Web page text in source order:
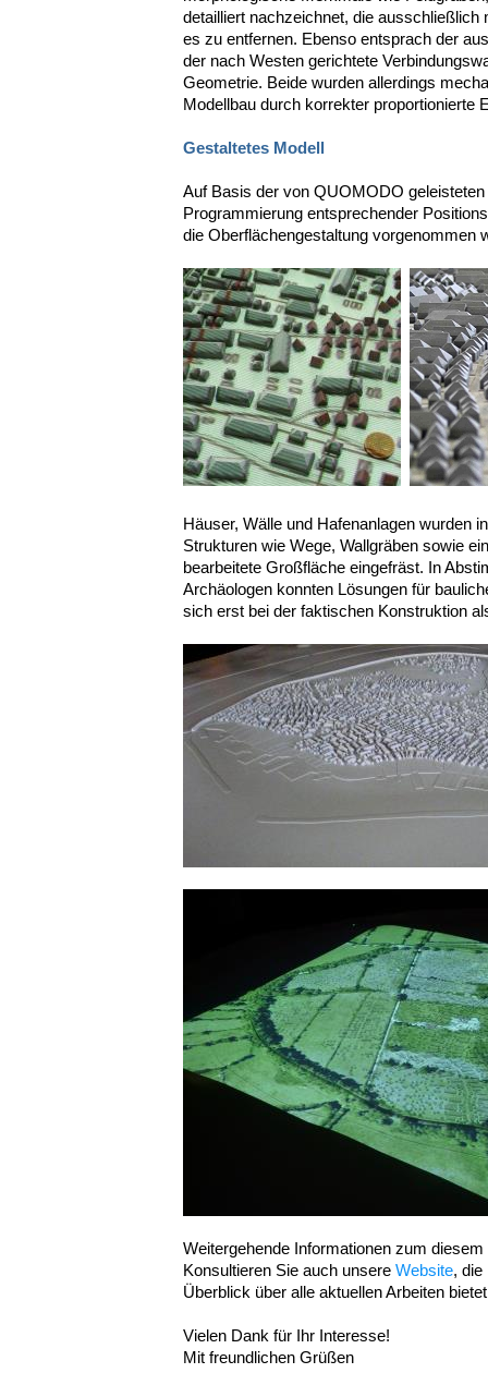
detailliert nachzeichnet, die ausschließlich
es zu entfernen. Ebenso entsprach der
der nach Westen gerichtete
Geometrie. Beide wurden allerdings
Modellbau durch korrekter proportionierte
Gestaltetes Modell
Auf Basis der von QUOMODO
Programmierung entsprechender
die Oberflächengestaltung vorgenommen
Häuser, Wälle und Hafenanlagen wurden
Strukturen wie Wege, Wallgräben sowie
bearbeitete Großfläche eingefräst. In
Archäologen konnten Lösungen für
sich erst bei der faktischen Konstruktion
Weitergehende Informationen zum
Konsultieren Sie auch unsere Website, die
Überblick über alle aktuellen Arbeiten
Vielen Dank für Ihr Interesse!
Mit freundlichen Grüßen